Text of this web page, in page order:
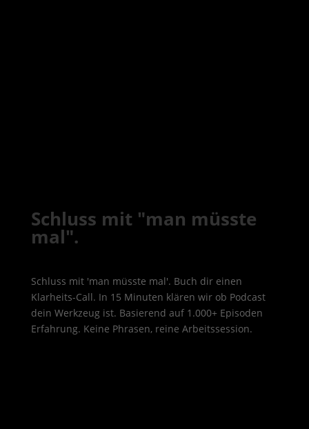
Schluss mit "man müsste
mal".
Schluss mit 'man müsste mal'. Buch dir einen
Klarheits-Call. In 15 Minuten klären wir ob Podcast
dein Werkzeug ist. Basierend auf 1.000+ Episoden
Erfahrung. Keine Phrasen, reine Arbeitssession.